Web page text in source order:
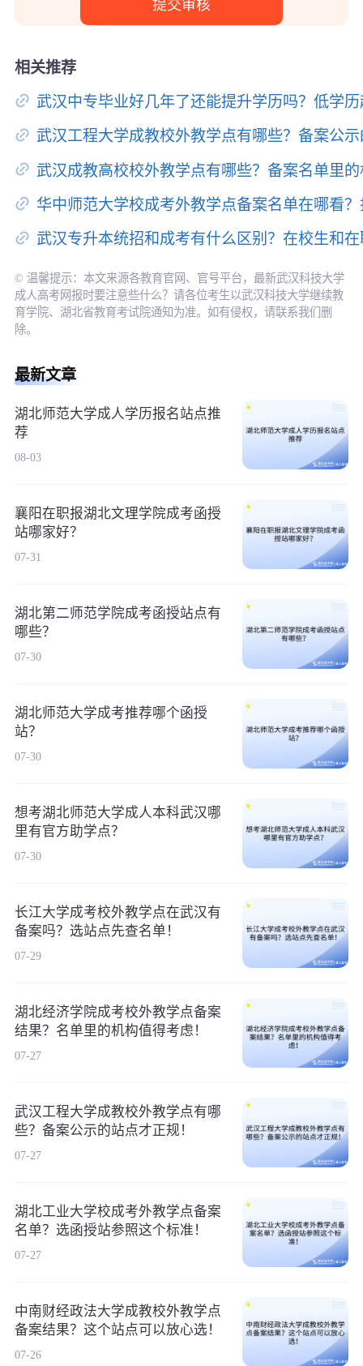
相关推荐
武汉中专毕业好几年了还能提升学历吗？低学
武汉工程大学成教校外教学点有哪些？备案公
武汉成教高校校外教学点有哪些？备案名单里
华中师范大学校成考外教学点备案名单在哪看
武汉专升本统招和成考有什么区别？在校生和
© 温馨提示：本文来源各教育官网、官号平台，最新武汉科技大学
成人高考网报时要注意些什么？请各位考生以武汉科技大学继续教
育学院、湖北省教育考试院通知为准。如有侵权，请联系我们删
除。
最新文章
湖北师范大学成人学历报名站点推
荐
08-03
襄阳在职报湖北文理学院成考函授
站哪家好？
07-31
湖北第二师范学院成考函授站点有
哪些？
07-30
湖北师范大学成考推荐哪个函授
站？
07-30
想考湖北师范大学成人本科武汉哪
里有官方助学点？
07-30
长江大学成考校外教学点在武汉有
备案吗？选站点先查名单！
07-29
湖北经济学院成考校外教学点备案
结果？名单里的机构值得考虑！
07-27
武汉工程大学成教校外教学点有哪
些？备案公示的站点才正规！
07-27
湖北工业大学校成考外教学点备案
名单？选函授站参照这个标准！
07-27
中南财经政法大学成教校外教学点
备案结果？这个站点可以放心选！
07-26